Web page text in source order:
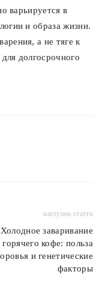
варьируется в
и образа жизни.
а не тяге к
долгосрочного
наступна стаття
Холодное заваривание
кофе: польза
и генетические
факторы